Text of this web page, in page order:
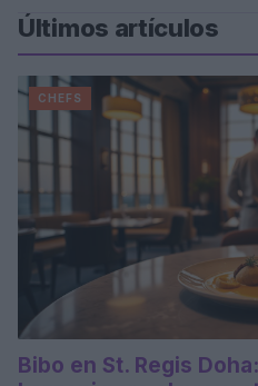
Últimos artículos
CHEFS
Bibo en St. Regis